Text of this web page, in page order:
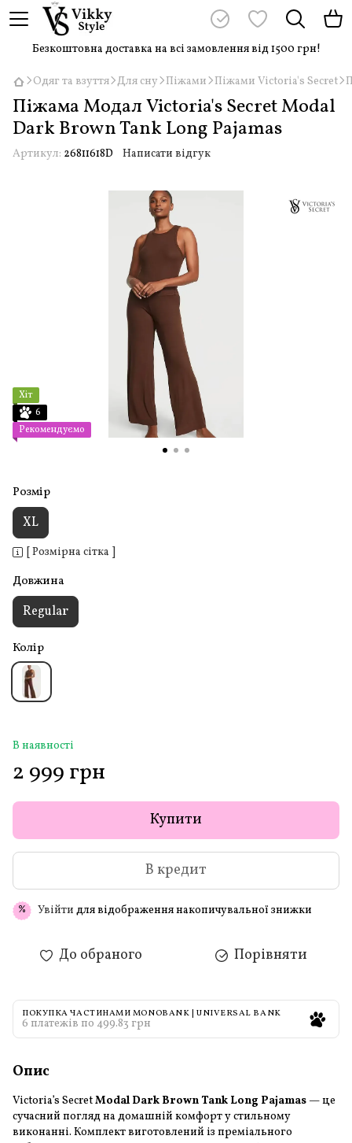
Безкоштовна доставка на всі замовлення від 1500 грн!
Одяг та взуття Для сну Піжами Піжами Victoria's Secret
Піжама Модал Victoria's Secret Modal
Dark Brown Tank Long Pajamas
Артикул: 26811618D Написати відгук
Хіт
6
Рекомендуємо
Розмір
XL
[ Розмірна сітка ]
Довжина
Regular
Колір
В наявності
2 999 грн
Купити
В кредит
% Увійти для відображення накопичувальної знижки
До обраного Порівняти
ПОКУПКА ЧАСТИНАМИ MONOBANK | UNIVERSAL BANK
6 платежів по 499.83 грн
Опис
Victoria’s SecretModal Dark Brown Tank Long Pajamas — це
сучасний погляд на домашній комфорт у стильному
виконанні. Комплект виготовлений із преміального